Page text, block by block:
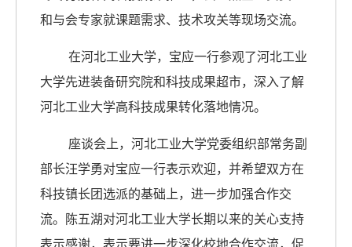
和与会专家就课题需求、技术攻关等现场交流。
在河北工业大学，宝应一行参观了河北工业
大学先进装备研究院和科技成果超市，深入了解
河北工业大学高科技成果转化落地情况。
座谈会上，河北工业大学党委组织部常务副
部长汪学勇对宝应一行表示欢迎，并希望双方在
科技镇长团选派的基础上，进一步加强合作交
流。陈五湖对河北工业大学长期以来的关心支持
表示感谢，表示要进一步深化校地合作交流，促